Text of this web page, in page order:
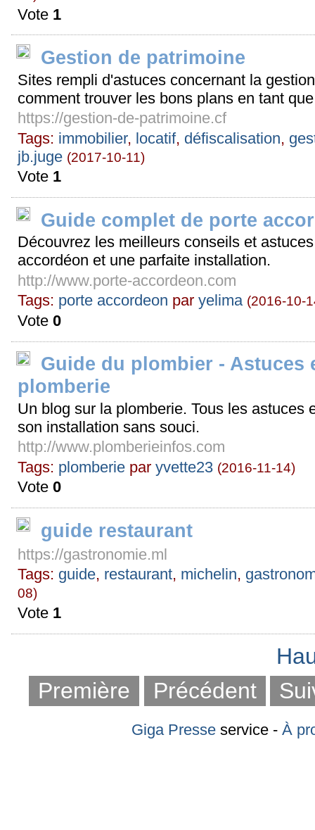
Vote 1
Gestion de patrimoine
Sites rempli d'astuces concernant la
comment trouver les bons plans en tant
https://gestion-de-patrimoine.cf
Tags: immobilier, locatif, défiscalisation,
jb.juge (2017-10-11)
Vote 1
Guide complet de porte
Découvrez les meilleurs conseils et
accordéon et une parfaite installation.
http://www.porte-accordeon.com
Tags: porte accordeon paryelima (2016-10-
Vote0
Guide du plombier - Astuces
plomberie
Un blog sur la plomberie. Tous les astuces
son installation sans souci.
http://www.plomberieinfos.com
Tags: plomberie paryvette23 (2016-11-14)
Vote0
guide restaurant
https://gastronomie.ml
Tags: guide, restaurant, michelin,
08)
Vote 1
Première
Précédent
Giga Presseservice - À